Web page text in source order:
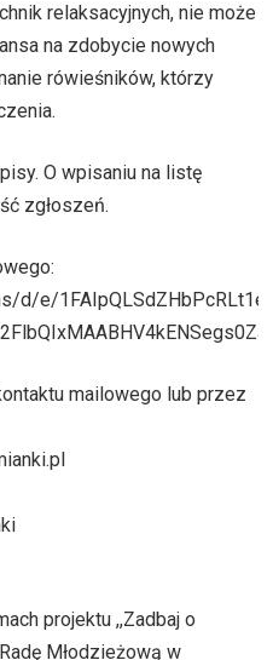
relaksacyjnych, nie może
na zdobycie nowych
rówieśników, którzy
O wpisaniu na listę
zgłoszeń.
d/e/
mailowego lub przez
projektu ,,Zadbaj o
Młodzieżową w